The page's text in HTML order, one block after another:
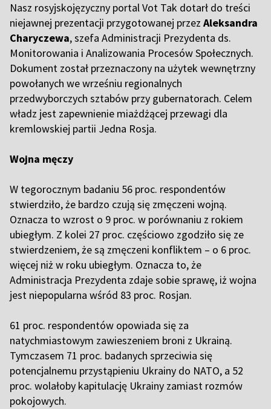
Nasz rosyjskojęzyczny portal Vot Tak dotarł do treści
niejawnej prezentacji przygotowanej przez Aleksandra
Charyczewa, szefa Administracji Prezydenta ds.
Monitorowania i Analizowania Procesów Społecznych.
Dokument został przeznaczony na użytek wewnętrzny
powołanych we wrześniu regionalnych
przedwyborczych sztabów przy gubernatorach. Celem
władz jest zapewnienie miażdżącej przewagi dla
kremlowskiej partii Jedna Rosja.
Wojna męczy
W tegorocznym badaniu 56 proc. respondentów
stwierdziło, że bardzo czują się zmęczeni wojną.
Oznacza to wzrost o 9 proc. w porównaniu z rokiem
ubiegłym. Z kolei 27 proc. częściowo zgodziło się ze
stwierdzeniem, że są zmęczeni konfliktem – o 6 proc.
więcej niż w roku ubiegłym. Oznacza to, że
Administracja Prezydenta zdaje sobie sprawę, iż wojna
jest niepopularna wśród 83 proc. Rosjan.
61 proc. respondentów opowiada się za
natychmiastowym zawieszeniem broni z Ukrainą.
Tymczasem 71 proc. badanych sprzeciwia się
potencjalnemu przystąpieniu Ukrainy do NATO, a 52
proc. wolałoby kapitulację Ukrainy zamiast rozmów
pokojowych.